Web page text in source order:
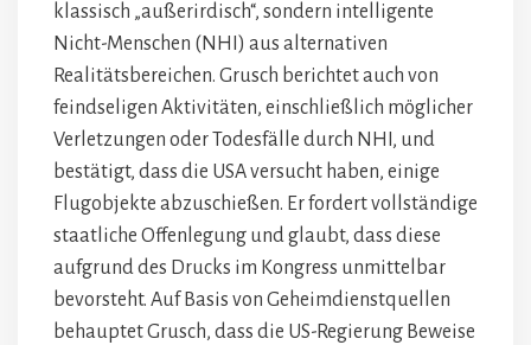
klassisch „außerirdisch“, sondern intelligente
Nicht-Menschen (NHI) aus alternativen
Realitätsbereichen. Grusch berichtet auch von
feindseligen Aktivitäten, einschließlich möglicher
Verletzungen oder Todesfälle durch NHI, und
bestätigt, dass die USA versucht haben, einige
Flugobjekte abzuschießen. Er fordert vollständige
staatliche Offenlegung und glaubt, dass diese
aufgrund des Drucks im Kongress unmittelbar
bevorsteht. Auf Basis von Geheimdienstquellen
behauptet Grusch, dass die US-Regierung Beweise